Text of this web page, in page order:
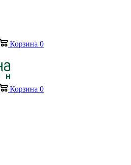
Корзина 0
Корзина 0